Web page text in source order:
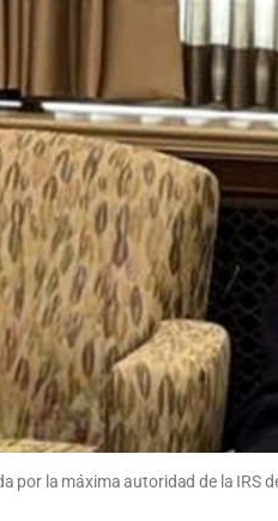
por la máxima autoridad de la IRS